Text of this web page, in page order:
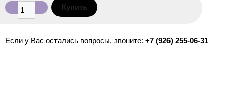
Если у Вас остались вопросы, звоните: +7 (926) 255-06-31